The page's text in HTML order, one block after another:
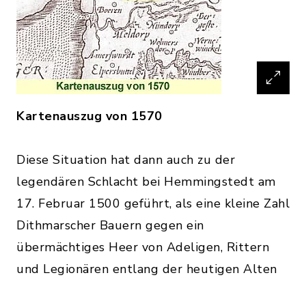
Kartenauszug von 1570
Diese Situation hat dann auch zu der
legendären Schlacht bei Hemmingstedt am
17. Februar 1500 geführt, als eine kleine Zahl
Dithmarscher Bauern gegen ein
übermächtiges Heer von Adeligen, Rittern
und Legionären entlang der heutigen Alten